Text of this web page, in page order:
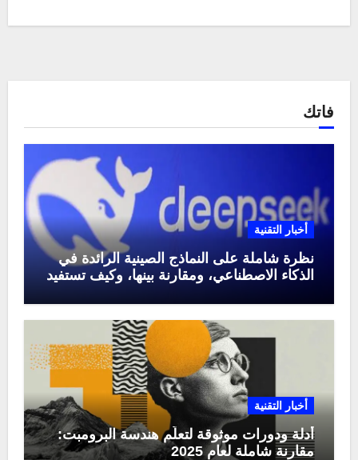
فاتك
أخبار التقنية
نظرة شاملة على النماذج الصينية الرائدة في
الذكاء الاصطناعي، ومقارنة بينها، وكيف تستفيد
أخبار التقنية
أدلة ودورات موثوقة لتعلّم هندسة البرومبت:
مقارنة شاملة لعام 2025